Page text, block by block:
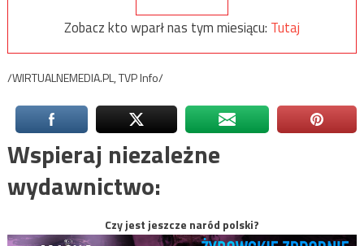
Zobacz kto wparł nas tym miesiącu: Tutaj
/WIRTUALNEMEDIA.PL, TVP Info/
Wspieraj niezależne
wydawnictwo:
Czy jest jeszcze naród polski?